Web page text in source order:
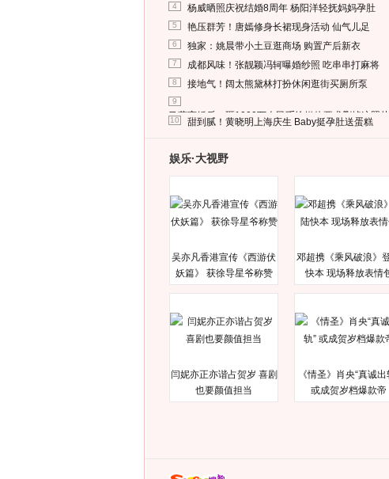
4 杨威晒照庆祝结婚8周年 杨阳洋轻抚妈妈孕肚
5 艳压群芳！唐嫣修身长裙现身活动 仙气儿足
6 独家：姚晨带小土豆逛商场 购置产后新衣
7 成都风味！张靓颖冯轲曝婚纱照 吃串串打麻将
8 接地气！阔太熊黛林打扮休闲逛街买厕所泵
9
马蓉离婚后，砸1000万人民币给媒体要求删掉这照片
10 甜到腻！黄晓明上海庆生 Baby挺孕肚送蛋糕
娱乐·大视野
吴亦凡香港宣传《西游伏
妖篇》 获徐导星爷称赞
邓超携《乘风破浪》
快本 现场释放表情
闫妮亦正亦谐占贺岁 喜剧
也要颜值担当
《情圣》肖央“真诚出
或成贺岁档爆款帝